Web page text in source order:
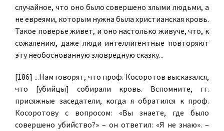
случайное, что оно было совершено злыми людьми, а
не евреями, которым нужна была христианская кровь.
Такое поверье живет, и оно настолько живуче, что, к
сожалению, даже люди интеллигентные повторяют
эту необоснованную зловредную сказку...
[186] ...Нам говорят, что проф. Косоротов высказался,
что [убийцы] собирали кровь. Вспомните, гг.
присяжные заседатели, когда я обратился к проф.
Косоротову с вопросом: «Вы знаете, где было
совершено убийство?» – он ответил: «Я не знаю». –